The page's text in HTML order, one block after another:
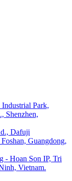
Park,
Shenzhen,
Dafuji
Guangdong,
- Hoan Son IP, Tri
Vietnam.